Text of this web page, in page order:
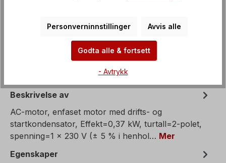
Beskrivelse av
AC-motor, enfaset motor med drifts- og
startkondensator, Effekt=0,37 kW, turtall=2-polet,
spenning=1 x 230 V (± 5 % i henhol… Mer
Egenskaper
Personverninnstillinger Avvis alle
Godta alle & fortsett
- Avtrykk